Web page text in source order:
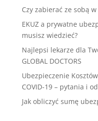
Czy zabierać ze sobą
EKUZ a prywatne
musisz wiedzieć?
Najlepsi lekarze dla
GLOBAL DOCTORS
Ubezpieczenie
COVID-19 – pytania i
Jak obliczyć sumę